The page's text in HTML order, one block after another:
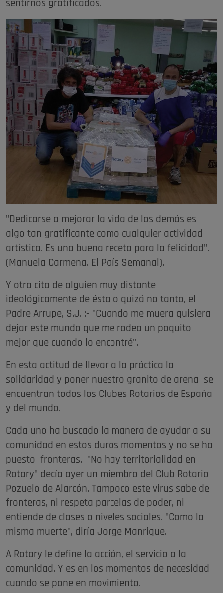
sentirnos gratificados.
"Dedicarse a mejorar la vida de los demás es
algo tan gratificante como cualquier actividad
artística. Es una buena receta para la felicidad".
(Manuela Carmena. El País Semanal).
Y otra cita de alguien muy distante
ideológicamente de ésta o quizá no tanto, el
Padre Arrupe, S.J. :- "Cuando me muera quisiera
dejar este mundo que me rodea un poquito
mejor que cuando lo encontré".
En esta actitud de llevar a la práctica la
solidaridad y poner nuestro granito de arena se
encuentran todos los Clubes Rotarios de España
y del mundo.
Cada uno ha buscado la manera de ayudar a su
comunidad en estos duros momentos y no se ha
puesto fronteras. "No hay territorialidad en
Rotary" decía ayer un miembro del Club Rotario
Pozuelo de Alarcón. Tampoco este virus sabe de
fronteras, ni respeta parcelas de poder, ni
entiende de clases o niveles sociales. "Como la
misma muerte", diría Jorge Manrique.
A Rotary le define la acción, el servicio a la
comunidad. Y es en los momentos de necesidad
cuando se pone en movimiento.